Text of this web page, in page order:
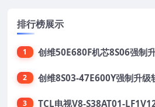
排行榜展示
1 创维50E680F机芯8S06强制
2 创维8S03-47E600Y强制升级
3